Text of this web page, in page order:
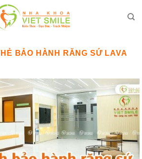
BẢO HÀNH RĂNG SỨ LAVA